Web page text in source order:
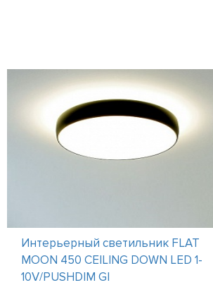
Интерьерный светильник FLAT
MOON 450 CEILING DOWN LED 1-
10V/PUSHDIM GI